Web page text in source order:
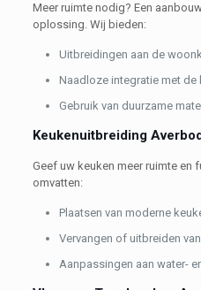
Meer ruimte nodig? Een
oplossing. Wij bieden:
Uitbreidingen aan de
Naadloze integratie met de
Gebruik van duurzame
Keukenuitbreiding
Geef uw keuken meer ruimte en
omvatten:
Plaatsen van moderne
Vervangen of uitbreiden
Aanpassingen aan water-